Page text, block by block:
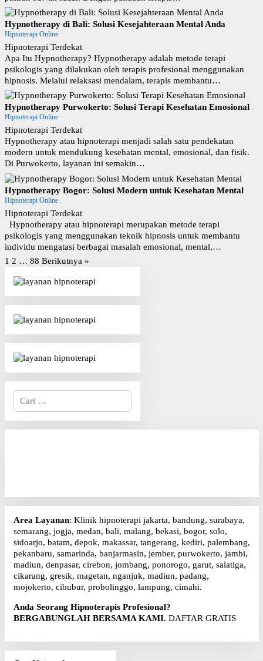
Hypnotherapy di Bali: Solusi Kesejahteraan Mental Anda
Hipnoterapi Online
Hipnoterapi Terdekat
Apa Itu Hypnotherapy? Hypnotherapy adalah metode terapi
psikologis yang dilakukan oleh terapis profesional menggunakan
hipnosis. Melalui relaksasi mendalam, terapis membantu…
Hypnotherapy Purwokerto: Solusi Terapi Kesehatan Emosional
Hipnoterapi Online
Hipnoterapi Terdekat
Hypnotherapy atau hipnoterapi menjadi salah satu pendekatan
modern untuk mendukung kesehatan mental, emosional, dan fisik.
Di Purwokerto, layanan ini semakin…
Hypnotherapy Bogor: Solusi Modern untuk Kesehatan Mental
Hipnoterapi Online
Hipnoterapi Terdekat
Hypnotherapy atau hipnoterapi merupakan metode terapi
psikologis yang menggunakan teknik hipnosis untuk membantu
individu mengatasi berbagai masalah emosional, mental,…
P
i
s
p
o
1 2 … 88 Berikutnya »
i
:
Area Layanan: Klinik hipnoterapi jakarta, bandung, surabaya,
semarang, jogja, medan, bali, malang, bekasi, bogor, solo,
sidoarjo, batam, depok, makassar, tangerang, kediri, palembang,
pekanbaru, samarinda, banjarmasin, jember, purwokerto, jambi,
madiun, denpasar, cirebon, jombang, ponorogo, garut, salatiga,
cikarang, gresik, magetan, nganjuk, madiun, padang,
mojokerto, cibubur, probolinggo, lampung, cimahi.
Anda Seorang Hipnoterapis Profesional?
BERGABUNGLAH BERSAMA KAMI. DAFTAR GRATIS